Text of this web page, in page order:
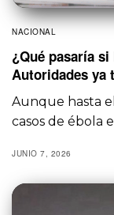
NACIONAL
¿Qué pasaría
Autoridades ya
Aunque hasta
casos de ébola
JUNIO 7, 2026